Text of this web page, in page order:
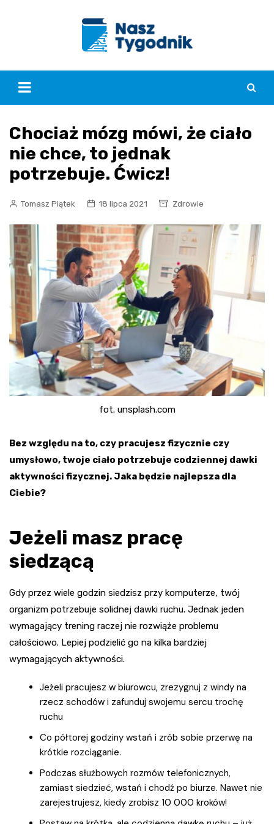
Chociaż mózg mówi, że ciało
nie chce, to jednak
potrzebuje. Ćwicz!
Tomasz Piątek 18 lipca 2021 Zdrowie
fot. unsplash.com
Bez względu na to, czy pracujesz fizycznie czy
umysłowo, twoje ciało potrzebuje codziennej dawki
aktywności fizycznej. Jaka będzie najlepsza dla
Ciebie?
Jeżeli masz pracę
siedzącą
Gdy przez wiele godzin siedzisz przy komputerze, twój
organizm potrzebuje solidnej dawki ruchu. Jednak jeden
wymagający trening raczej nie rozwiąże problemu
całościowo. Lepiej podzielić go na kilka bardziej
wymagających aktywności.
Jeżeli pracujesz w biurowcu, zrezygnuj z windy na
rzecz schodów i zafunduj swojemu sercu trochę
ruchu
Co półtorej godziny wstań i zrób sobie przerwę na
krótkie rozciąganie.
Podczas służbowych rozmów telefonicznych,
zamiast siedzieć, wstań i chodź po biurze. Nawet nie
zarejestrujesz, kiedy zrobisz 10 000 kroków!